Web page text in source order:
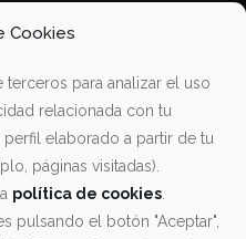
Cookies
para analizar el uso
relacionada con tu
elaborado a partir de tu
páginas visitadas).
política de cookies
pulsando el botón "Aceptar",